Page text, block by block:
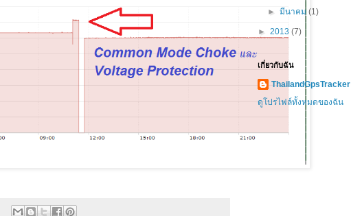
►มีนาคม(1)
► 2013 (7)
เกี่ยวกับฉัน
ThailandGpsTracker
ดูโปรไฟล์ทั้งหมดของฉัน